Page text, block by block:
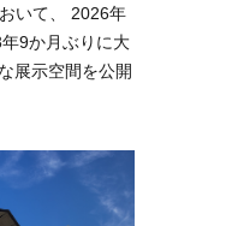
いて、 2026年
9か月ぶりに大
展示空間を公開